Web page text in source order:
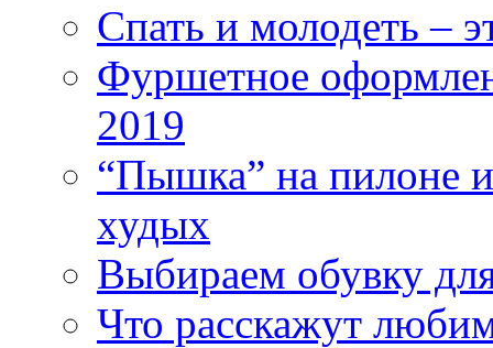
Спать и молодеть –
Фуршетное
2019
“Пышка” на пилоне
худых
Выбираем обувку
Что расскажут